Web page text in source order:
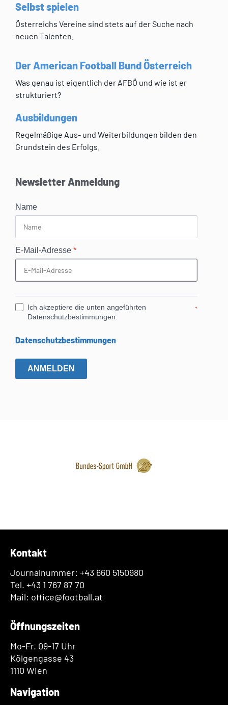
Selbst spielen
Österreichs Vereine sind stets auf der Suche nach
neuen Talenten.
Der American Football Bund Österreich
Was genau ist eigentlich der AFBÖ und wie ist er
strukturiert?
Ausbildungen
Regelmäßige Aus- und Weiterbildungen bilden den
Grundstein des Erfolgs.
Newsletter Anmeldung
Name
E-Mail-Adresse *
Ich akzeptiere die unten angeführten
Datenschutzbestimmungen.
*
Datenschutzbestimmungen
ANMELDEN
Kontakt
Journalnummer: +43 660 5150980
Tel. +43 1 767 87 70
Mail: office@football.at
Öffnungszeiten
Mo-Fr. 09-17 Uhr
Kölgengasse 43
1110 Wien
Navigation